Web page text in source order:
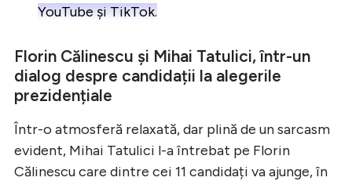
YouTube și TikTok.
Florin Călinescu și Mihai Tatulici, într-un
dialog despre candidații la alegerile
prezidențiale
Într-o atmosferă relaxată, dar plină de un sarcasm
evident, Mihai Tatulici l-a întrebat pe Florin
Călinescu care dintre cei 11 candidați va ajunge, în